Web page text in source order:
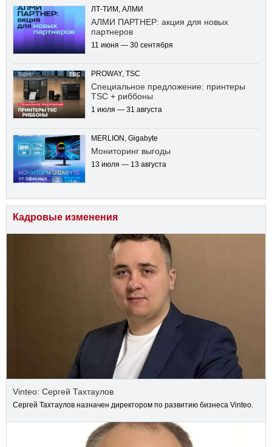
ЛТ-ТИМ, АЛМИ
АЛМИ ПАРТНЕР: акция для новых
партнеров
11 июня — 30 сентября
PROWAY, TSC
Специальное предложение: принтеры
TSC + риббоны
1 июля — 31 августа
MERLION, Gigabyte
Мониторинг выгоды
13 июля — 13 августа
Кадровые изменения
Vinteo: Сергей Тахтаулов
Сергей Тахтаулов назначен директором по развитию бизнеса Vinteo.